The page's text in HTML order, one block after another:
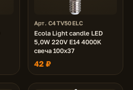
Арт. C4TV50ELC
Ecola Light candle LED
5,0W 220V E14 4000K
свеча 100x37
42 ₽